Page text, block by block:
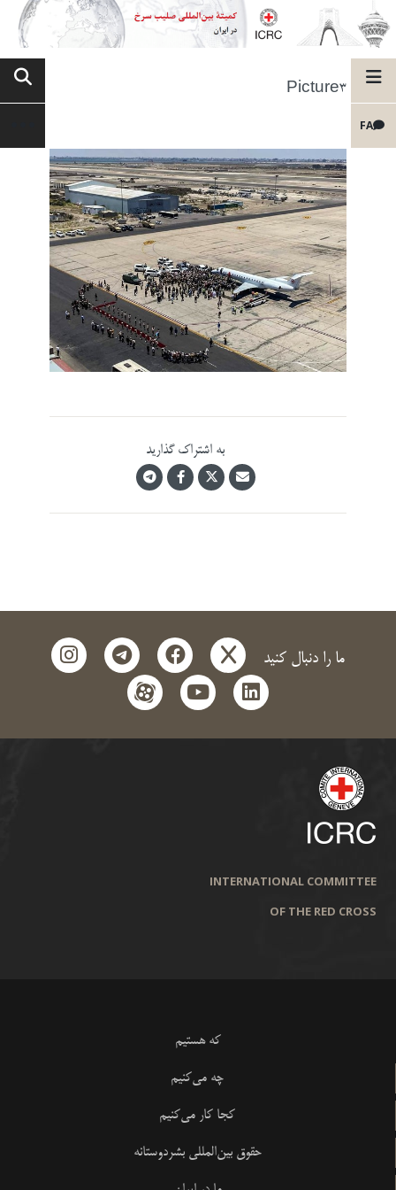
FA
Picture3
به اشتراک گذارید
ما را دنبال کنید x
facebook
telegram
instagram
linkedin
youtube
aparat
INTERNATIONAL COMMITTEE
OF THE RED CROSS
که هستیم
چه می‌کنیم
کجا کار می‌کنیم
حقوق بین‌المللی بشردوستانه